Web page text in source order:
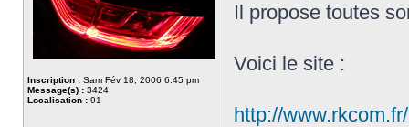
Inscription : Sam Fév 18, 2006 6:45 pm
Message(s) : 3424
Localisation : 91
Il propose toutes
Voici le site :
http://